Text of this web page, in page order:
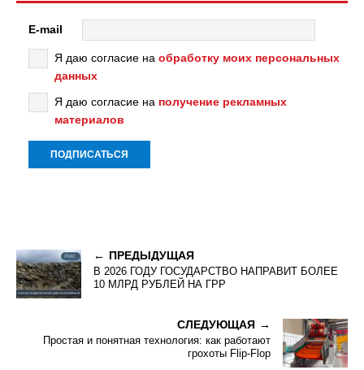
E-mail
Я даю согласие на обработку моих персональных
данных
Я даю согласие на получение рекламных
материалов
ПРЕДЫДУЩАЯ
В 2026 ГОДУ ГОСУДАРСТВО НАПРАВИТ БОЛЕЕ
10 МЛРД РУБЛЕЙ НА ГРР
СЛЕДУЮЩАЯ
Простая и понятная технология: как работают
грохоты Flip-Flop